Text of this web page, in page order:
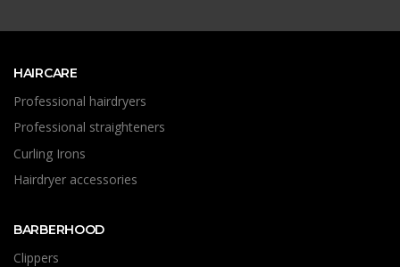
HAIRCARE
Professional hairdryers
Professional straighteners
Curling Irons
Hairdryer accessories
BARBERHOOD
Clippers